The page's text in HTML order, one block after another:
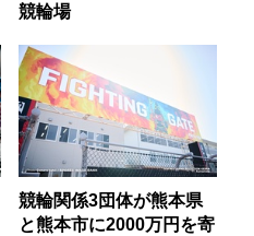
競輪場
競輪関係3団体が熊本県
と熊本市に2000万円を寄